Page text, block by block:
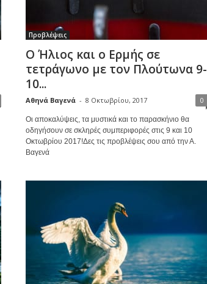
Προβλέψεις
Ο Ήλιος και ο Ερμής σε
τετράγωνο με τον Πλούτωνα 9-
10...
Αθηνά Βαγενά - 8 Οκτωβρίου, 2017 0
Οι αποκαλύψεις, τα μυστικά και το παρασκήνιο θα
οδηγήσουν σε σκληρές συμπεριφορές στις 9 και 10
Οκτωβρίου 2017!Δες τις προβλέψεις σου από την Α.
Βαγενά